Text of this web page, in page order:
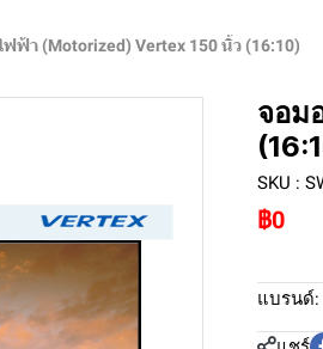
ฟ้า (Motorized) Vertex 150 นิ้ว (16:10)
จอม
SKU :
฿0
แบรนด์: